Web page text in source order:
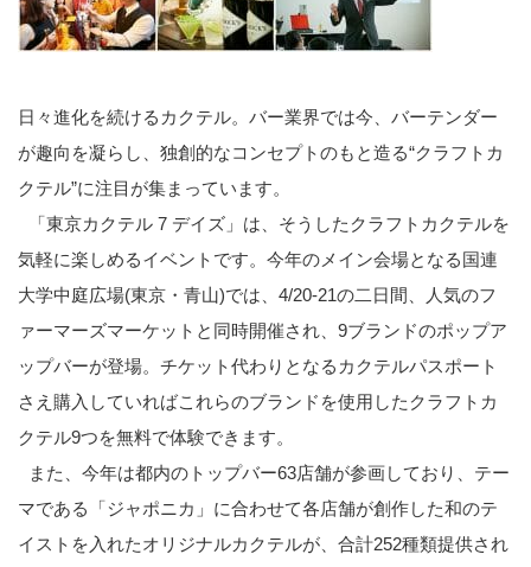
日々進化を続けるカクテル。バー業界では今、バーテンダー
が趣向を凝らし、独創的なコンセプトのもと造る“クラフトカ
クテル”に注目が集まっています。
「東京カクテル 7 デイズ」は、そうしたクラフトカクテルを
気軽に楽しめるイベントです。今年のメイン会場となる国連
大学中庭広場(東京・青山)では、4/20-21の二日間、人気のフ
ァーマーズマーケットと同時開催され、9ブランドのポップア
ップバーが登場。チケット代わりとなるカクテルパスポート
さえ購入していればこれらのブランドを使用したクラフトカ
クテル9つを無料で体験できます。
また、今年は都内のトップバー63店舗が参画しており、テー
マである「ジャポニカ」に合わせて各店舗が創作した和のテ
イストを入れたオリジナルカクテルが、合計252種類提供され